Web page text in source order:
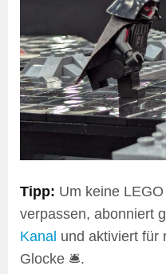
Tipp: Um keine
verpassen, abonniert
Kanal und aktiviert für
Glocke 🛎️.